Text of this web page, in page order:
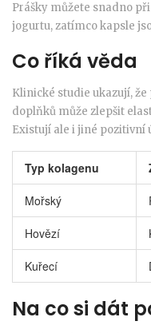
Prášky můžete snadno
jogurtu, zatímco kapsle
Co říká věda
Klinické studie ukazují,
doplňků může zlepšit
Existují ale i jiné pozitivní
Typ kolagenu
Mořský
Hovězí
Kuřecí
Na co si dát